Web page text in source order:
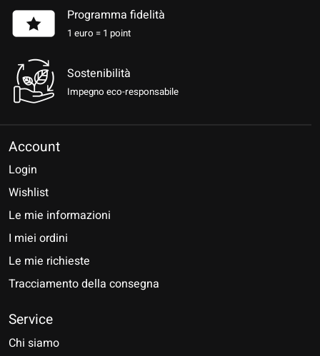
Programma fidelità
1 euro = 1 point
Sostenibilità
Impegno eco-responsabile
Account
Login
Wishlist
Le mie informazioni
I miei ordini
Le mie richieste
Tracciamento della consegna
Service
Chi siamo